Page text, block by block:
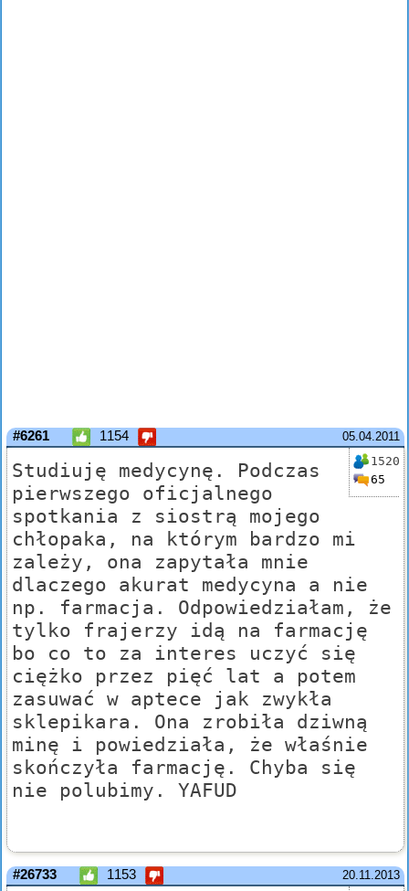
05.04.2011
#6261 1154
1520
65
Studiuję medycynę. Podczas
pierwszego oficjalnego
spotkania z siostrą mojego
chłopaka, na którym bardzo mi
zależy, ona zapytała mnie
dlaczego akurat medycyna a nie
np. farmacja. Odpowiedziałam, że
tylko frajerzy idą na farmację
bo co to za interes uczyć się
ciężko przez pięć lat a potem
zasuwać w aptece jak zwykła
sklepikara. Ona zrobiła dziwną
minę i powiedziała, że właśnie
skończyła farmację. Chyba się
nie polubimy. YAFUD
20.11.2013
#26733 1153